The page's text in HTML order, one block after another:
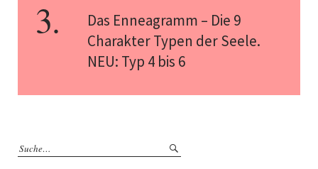
Das Enneagramm – Die 9
Charakter Typen der Seele.
NEU: Typ 4 bis 6